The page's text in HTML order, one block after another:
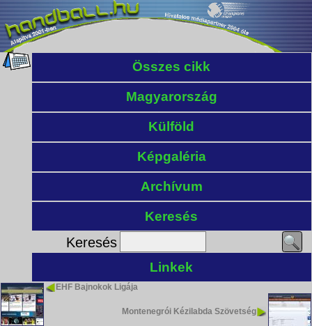
Összes cikk
Magyarország
Külföld
Képgaléria
Archívum
Keresés
Keresés
Linkek
EHF Bajnokok Ligája
Montenegrói Kézilabda Szövetség